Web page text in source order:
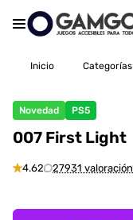
Inicio Categorías
Novedad PS5
007 First Light
4.62 27931 valoración